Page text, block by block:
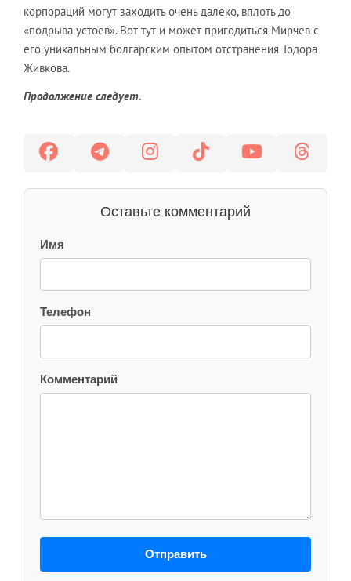
корпораций могут заходить очень далеко, вплоть до
«подрыва устоев». Вот тут и может пригодиться Мирчев с
его уникальным болгарским опытом отстранения Тодора
Живкова.
Продолжение следует.
Оставьте комментарий
Имя
Телефон
Комментарий
Отправить